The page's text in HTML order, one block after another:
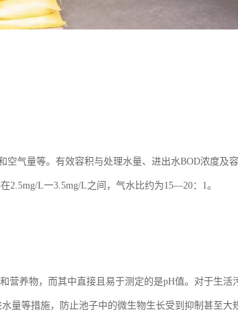
气量等。有效容积与处理水量、进出水BOD浓度及
2.5mg/L一3.5mg/L之间，气水比约为15—20：1。
营养物，而其中直接且易于测定的是pH值。对于生活
量等措施，防止池子中的微生物生长受到抑制甚至大